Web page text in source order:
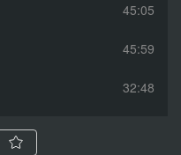
45:05
45:59
32:48